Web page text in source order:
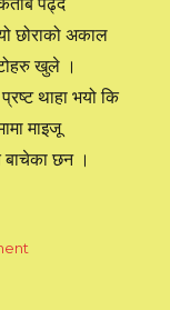
छोराको अकाल
खुले ।
थाहा भयो कि
माइजू
बाचेका छन ।